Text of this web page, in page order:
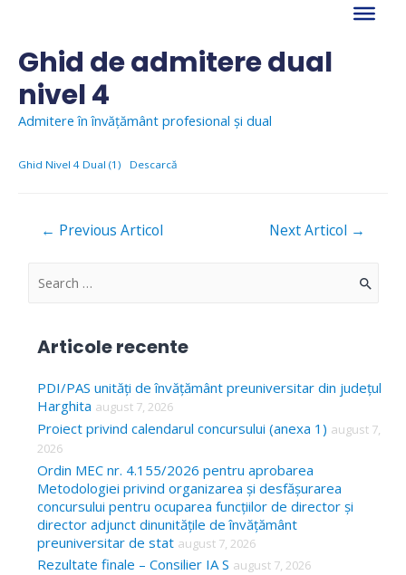
content
Ghid de admitere dual
nivel 4
Admitere în învățământ profesional și dual
Ghid Nivel 4 Dual (1) Descarcă
Navigare
← Previous Articol Next Articol →
S
c
h
f
o
r
Articole recente
PDI/PAS unități de învățământ preuniversitar din județul
Harghita august 7, 2026
Proiect privind calendarul concursului (anexa 1) august 7,
2026
Ordin MEC nr. 4.155/2026 pentru aprobarea
Metodologiei privind organizarea și desfășurarea
concursului pentru ocuparea funcțiilor de director și
director adjunct dinunitățile de învățământ
preuniversitar de stat august 7, 2026
Rezultate finale – Consilier IA S august 7, 2026